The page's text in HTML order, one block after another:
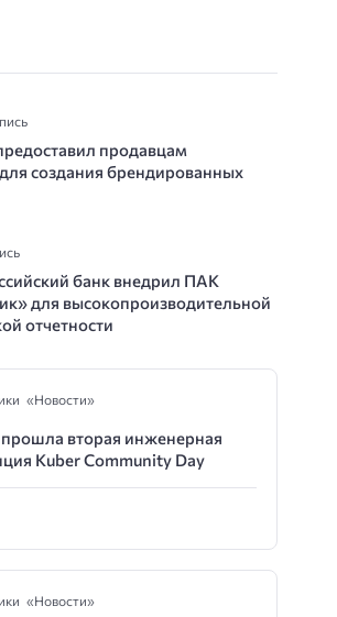
продавцам
создания брендированных
банк внедрил ПАК
для высокопроизводительной
отчетности
«Новости»
вторая инженерная
Kuber Community Day
«Новости»